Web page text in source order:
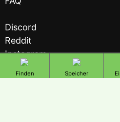
Discord
Reddit
Instagram
Freizeittipp-
Gespeicherte
Freizeittipps